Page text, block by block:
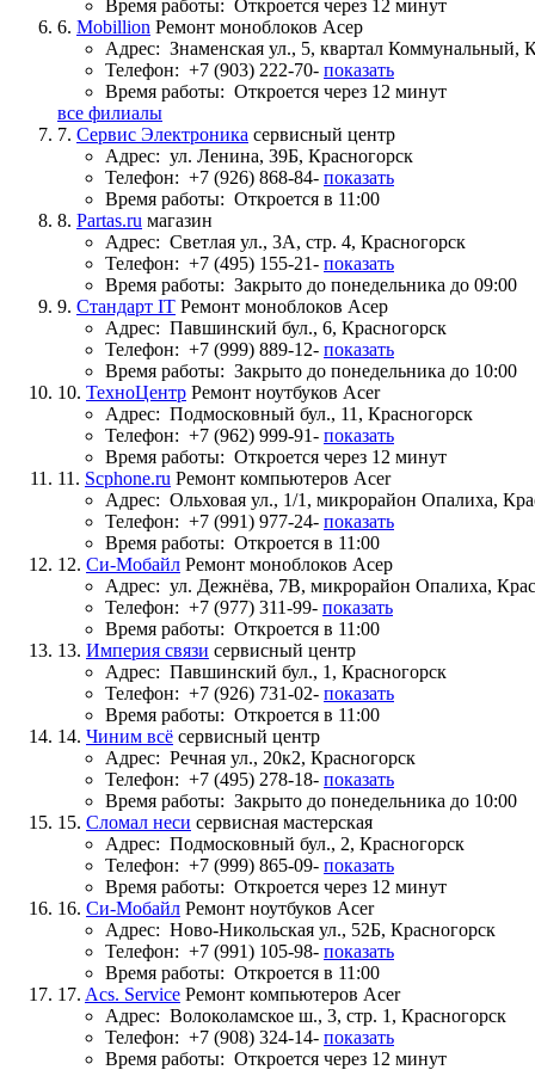
Время работы: Откроется через 12 минут
6. Mobillion Ремонт моноблоков Асер
Адрес: Знаменская ул., 5, квартал Коммунальный,
Телефон: +7 (903) 222-70- показать
Время работы: Откроется через 12 минут
все филиалы
7. Сервис Электроника сервисный центр
Адрес: ул. Ленина, 39Б, Красногорск
Телефон: +7 (926) 868-84- показать
Время работы: Откроется в 11:00
8. Partas.ru магазин
Адрес: Светлая ул., 3А, стр. 4, Красногорск
Телефон: +7 (495) 155-21- показать
Время работы: Закрыто до понедельника до 09:00
9. Стандарт IT Ремонт моноблоков Асер
Адрес: Павшинский бул., 6, Красногорск
Телефон: +7 (999) 889-12- показать
Время работы: Закрыто до понедельника до 10:00
10. ТехноЦентр Ремонт ноутбуков Acer
Адрес: Подмосковный бул., 11, Красногорск
Телефон: +7 (962) 999-91- показать
Время работы: Откроется через 12 минут
11. Scphone.ru Ремонт компьютеров Acer
Адрес: Ольховая ул., 1/1, микрорайон Опалиха,
Телефон: +7 (991) 977-24- показать
Время работы: Откроется в 11:00
12. Си-Мобайл Ремонт моноблоков Асер
Адрес: ул. Дежнёва, 7В, микрорайон Опалиха,
Телефон: +7 (977) 311-99- показать
Время работы: Откроется в 11:00
13. Империя связи сервисный центр
Адрес: Павшинский бул., 1, Красногорск
Телефон: +7 (926) 731-02- показать
Время работы: Откроется в 11:00
14. Чиним всё сервисный центр
Адрес: Речная ул., 20к2, Красногорск
Телефон: +7 (495) 278-18- показать
Время работы: Закрыто до понедельника до 10:00
15. Сломал неси сервисная мастерская
Адрес: Подмосковный бул., 2, Красногорск
Телефон: +7 (999) 865-09- показать
Время работы: Откроется через 12 минут
16. Си-Мобайл Ремонт ноутбуков Acer
Адрес: Ново-Никольская ул., 52Б, Красногорск
Телефон: +7 (991) 105-98- показать
Время работы: Откроется в 11:00
17. Acs. Service Ремонт компьютеров Acer
Адрес: Волоколамское ш., 3, стр. 1, Красногорск
Телефон: +7 (908) 324-14- показать
Время работы: Откроется через 12 минут